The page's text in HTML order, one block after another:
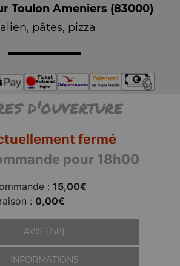
Toulon Ameniers (83000)
pâtes, pizza
d'ouverture
fermé
pour 18h00
: 15,00€
: 0,00€
AVIS (158)
INFORMATIONS